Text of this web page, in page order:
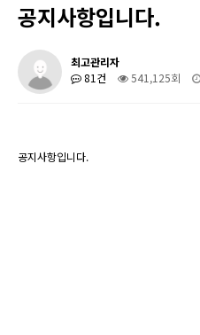
공지사항입니다.
최고관리자
81건
541,125회
공지사항입니다.